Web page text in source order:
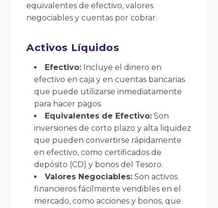
equivalentes de efectivo, valores
negociables y cuentas por cobrar.
Activos Líquidos
Efectivo: Incluye el dinero en
efectivo en caja y en cuentas bancarias
que puede utilizarse inmediatamente
para hacer pagos.
Equivalentes de Efectivo: Son
inversiones de corto plazo y alta liquidez
que pueden convertirse rápidamente
en efectivo, como certificados de
depósito (CD) y bonos del Tesoro.
Valores Negociables: Son activos
financieros fácilmente vendibles en el
mercado, como acciones y bonos, que